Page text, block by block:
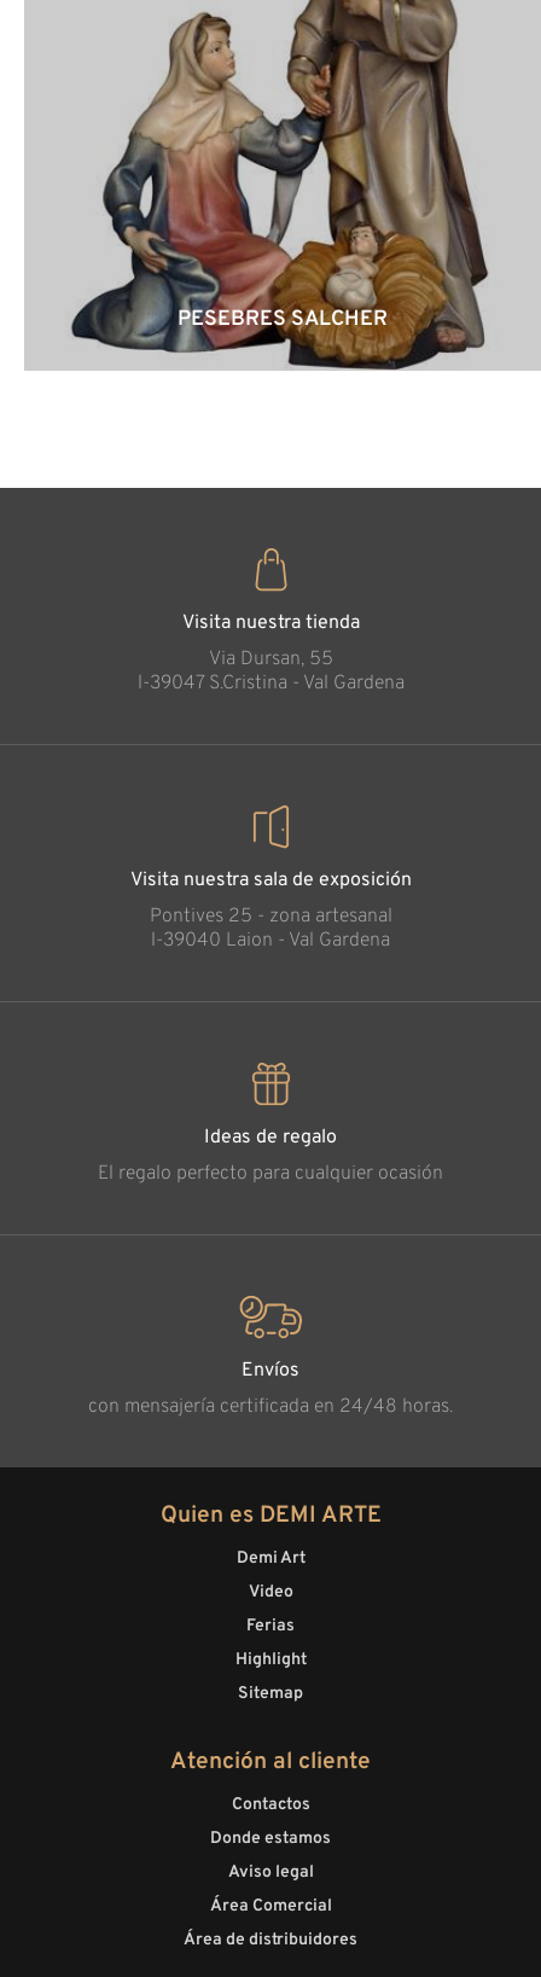
PESEBRES SALCHER
Visita nuestra tienda
Via Dursan, 55
l-39047 S.Cristina - Val Gardena
Visita nuestra sala de exposición
Pontives 25 - zona artesanal
l-39040 Laion - Val Gardena
Ideas de regalo
El regalo perfecto para cualquier ocasión
Envíos
con mensajería certificada en 24/48 horas.
Quien es DEMI ARTE
Demi Art
Video
Ferias
Highlight
Sitemap
Atención al cliente
Contactos
Donde estamos
Aviso legal
Área Comercial
Área de distribuidores